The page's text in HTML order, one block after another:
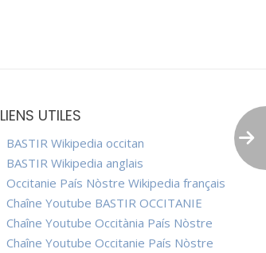
LIENS UTILES
BASTIR Wikipedia occitan
BASTIR Wikipedia anglais
Occitanie País Nòstre Wikipedia français
Chaîne Youtube BASTIR OCCITANIE
Chaîne Youtube Occitània País Nòstre
Chaîne Youtube Occitanie País Nòstre